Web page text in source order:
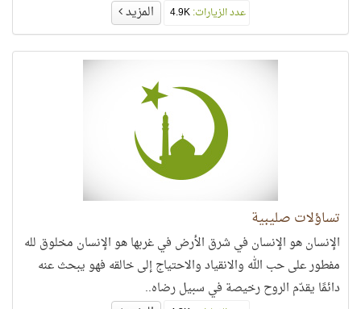
عدد الزيارات: المزيد
تساؤلات صليبية
الإنسان هو الإنسان في شرق الأرض في غربها هو الإنسان مخلوق لله
مفطور على حب الله والانقياد والاحتياج إلى خالقه فهو يبحث عنه
دائمًا يقدّم الروح رخيصة في سبيل رضاه..